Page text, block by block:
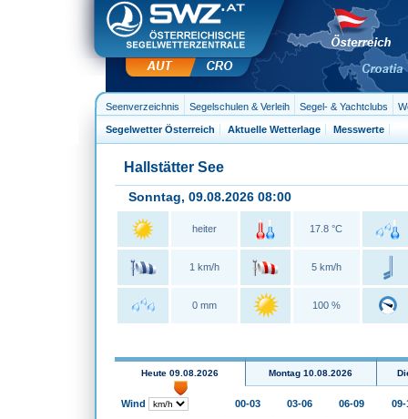
Seenverzeichnis Segelschulen & Verleih Segel- & Yachtclubs
Segelwetter Österreich Aktuelle Wetterlage Messwerte
Hallstätter See
Sonntag, 09.08.2026 08:00
heiter 17.8 °C
1 km/h 5 km/h
0 mm 100 %
Heute 09.08.2026 Montag 10.08.2026
Wind 00-03 03-06 06-09 09-